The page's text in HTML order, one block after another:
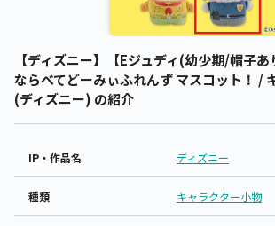
【ディズニー】【Eジュディ(幼少期/帽子
ならべてどーみぃふれんず マスコット！ /
(ディズニー) の紹介
IP・作品名 ディズニー
種類 キャラクター小物